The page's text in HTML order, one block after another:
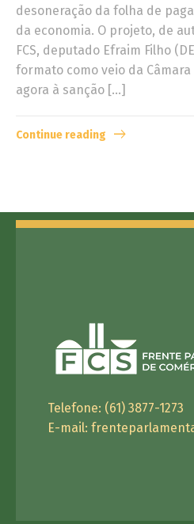
desoneração da folha de
da economia. O projeto, de
FCS, deputado Efraim Filho
formato como veio da
agora à sanção […]
Continue reading
Telefone: (61) 3877-1273
E-mail: